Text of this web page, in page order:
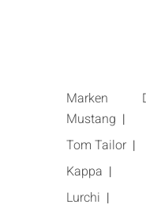
Marken
Mustang
Tom Tailor
Kappa
Lurchi